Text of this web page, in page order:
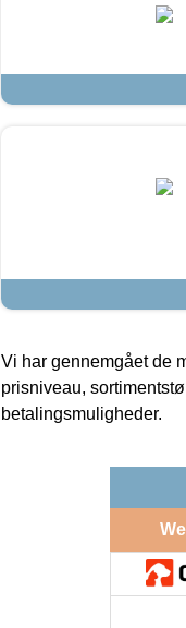
Vi har gennemgået de
prisniveau,
betalingsmuligheder.